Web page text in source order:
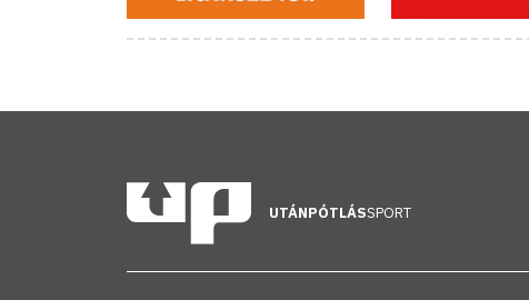
UTÁNPÓTLÁSSPORT